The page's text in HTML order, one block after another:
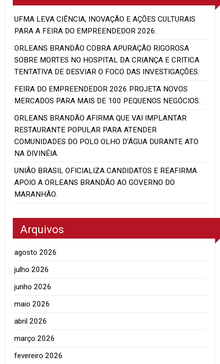
UFMA LEVA CIÊNCIA, INOVAÇÃO E AÇÕES CULTURAIS
PARA A FEIRA DO EMPREENDEDOR 2026.
ORLEANS BRANDÃO COBRA APURAÇÃO RIGOROSA
SOBRE MORTES NO HOSPITAL DA CRIANÇA E CRITICA
TENTATIVA DE DESVIAR O FOCO DAS INVESTIGAÇÕES.
FEIRA DO EMPREENDEDOR 2026 PROJETA NOVOS
MERCADOS PARA MAIS DE 100 PEQUENOS NEGÓCIOS.
ORLEANS BRANDÃO AFIRMA QUE VAI IMPLANTAR
RESTAURANTE POPULAR PARA ATENDER
COMUNIDADES DO POLO OLHO D’ÁGUA DURANTE ATO
NA DIVINÉIA.
UNIÃO BRASIL OFICIALIZA CANDIDATOS E REAFIRMA
APOIO A ORLEANS BRANDÃO AO GOVERNO DO
MARANHÃO.
Arquivos
agosto 2026
julho 2026
junho 2026
maio 2026
abril 2026
março 2026
fevereiro 2026